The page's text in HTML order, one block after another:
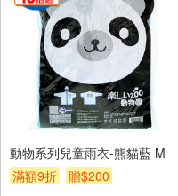
動物系列兒童雨衣-熊貓藍 M
滿額9折
贈$200